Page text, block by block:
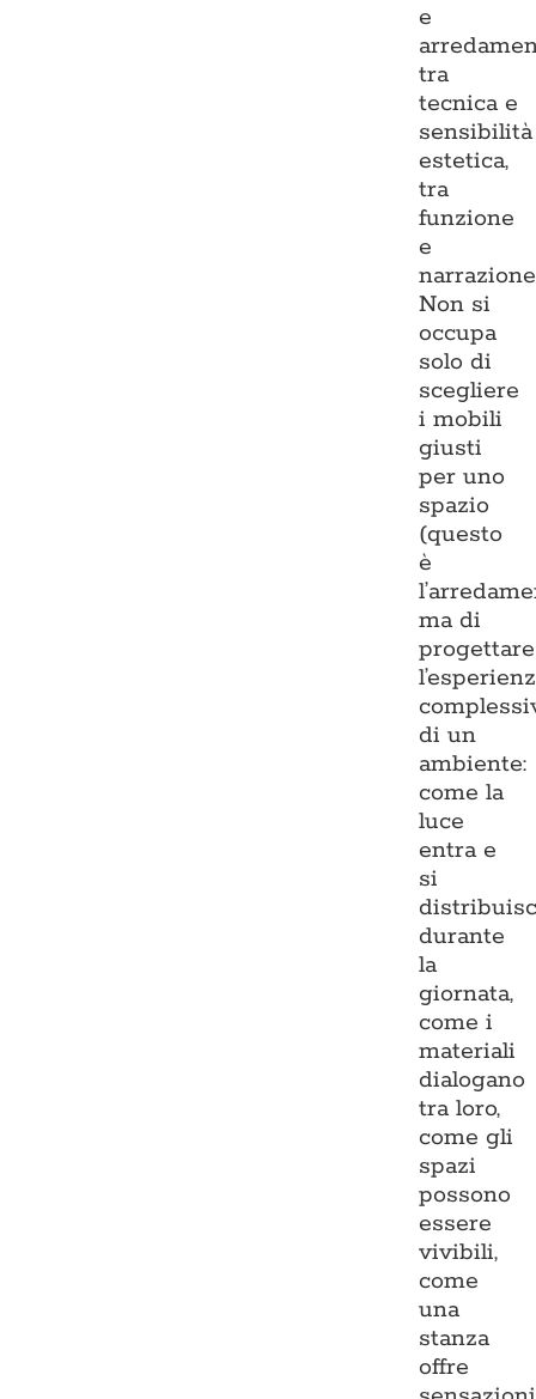
e
tra
tecnica e
sensibilità
estetica,
tra
funzione
e
Non si
occupa
solo di
scegliere
i mobili
giusti
per uno
spazio
(questo
è
ma di
progettare
di un
ambiente:
come la
luce
entra e
si
durante
la
giornata,
come i
materiali
dialogano
tra loro,
come gli
spazi
possono
essere
vivibili,
come
una
stanza
offre